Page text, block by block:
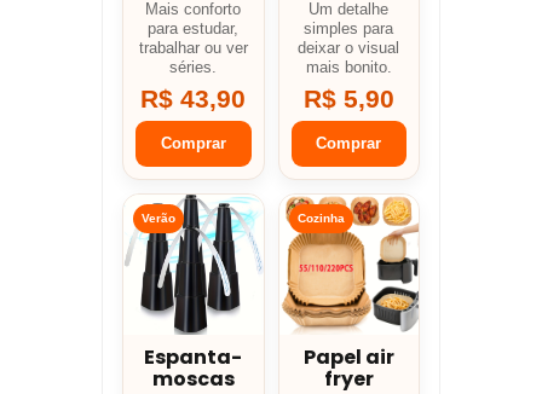
Mais conforto
para estudar,
trabalhar ou ver
séries.
R$ 43,90
Comprar
Um detalhe
simples para
deixar o visual
mais bonito.
R$ 5,90
Comprar
Verão
Espanta-
moscas
Cozinha
Papel air
fryer